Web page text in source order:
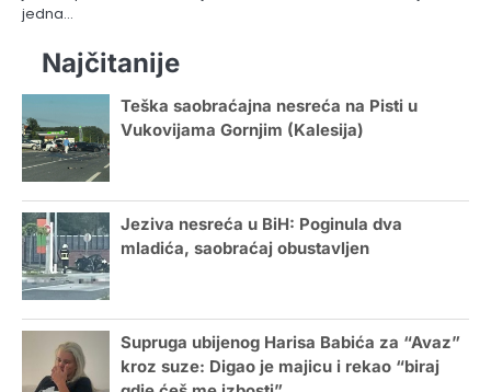
jedna…
Najčitanije
Teška saobraćajna nesreća na Pisti u
Vukovijama Gornjim (Kalesija)
Jeziva nesreća u BiH: Poginula dva
mladića, saobraćaj obustavljen
Supruga ubijenog Harisa Babića za “Avaz”
kroz suze: Digao je majicu i rekao “biraj